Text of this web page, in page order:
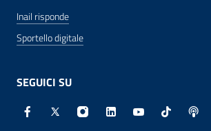
Inail risponde
Sportello digitale
SEGUICI SU
Facebook - Sito esterno - Apertura
X - Sito esterno - Apertura in
Instagram - Sito
Linkedin - Sito
Youtube -
TikTok